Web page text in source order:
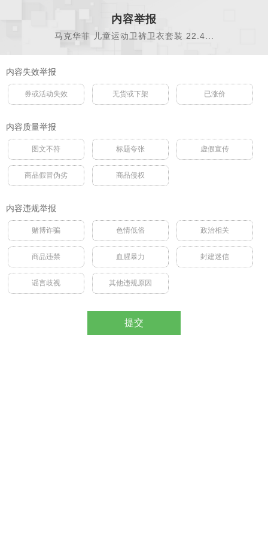
内容举报
马克华菲 儿童运动卫裤卫衣套装 22.4...
内容失效举报
券或活动失效 无货或下架 已涨价
内容质量举报
图文不符 标题夸张 虚假宣传
商品假冒伪劣 商品侵权
内容违规举报
赌博诈骗 色情低俗 政治相关
商品违禁 血腥暴力 封建迷信
谣言歧视 其他违规原因
提交